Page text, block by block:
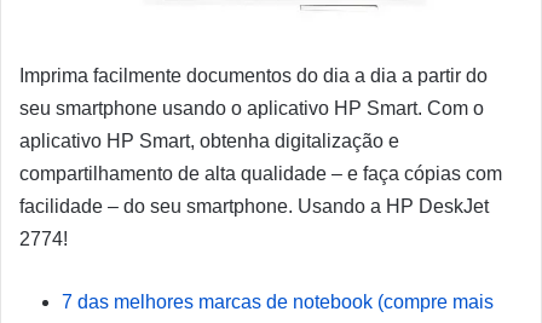
Imprima facilmente documentos do dia a dia a partir do
seu smartphone usando o aplicativo HP Smart. Com o
aplicativo HP Smart, obtenha digitalização e
compartilhamento de alta qualidade – e faça cópias com
facilidade – do seu smartphone. Usando a HP DeskJet
2774!
7 das melhores marcas de notebook (compre mais